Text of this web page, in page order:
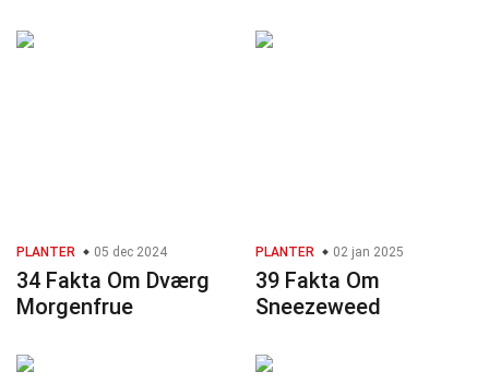
PLANTER 05 dec 2024
34 Fakta Om Dværg
Morgenfrue
PLANTER 02 jan 2025
39 Fakta Om
Sneezeweed